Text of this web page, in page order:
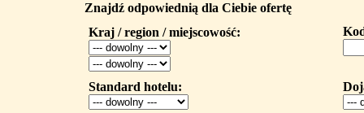
Znajdź odpowiednią dla Ciebie ofertę
Kraj / region / miejscowość:
Standard hotelu: